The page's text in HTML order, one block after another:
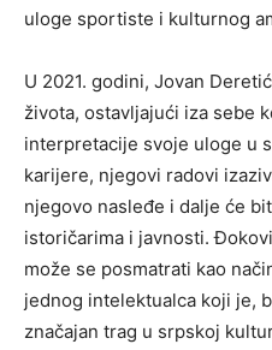
uloge sportiste i kulturnog
U 2021. godini, Jovan
života, ostavljajući iza sebe
interpretacije svoje uloge u
karijere, njegovi radovi
njegovo nasleđe i dalje će
istoričarima i javnosti.
može se posmatrati kao
jednog intelektualca koji je,
značajan trag u srpskoj